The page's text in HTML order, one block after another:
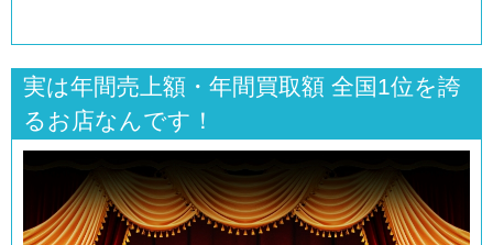
実は年間売上額・年間買取額 全国1位を誇
るお店なんです！